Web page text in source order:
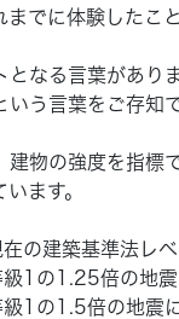
までに体験したこ
となる言葉がありま
いう言葉をご存知
建物の強度を指標
ます。
の建築基準法レベ
1の1.25倍の地震
1の1.5倍の地震